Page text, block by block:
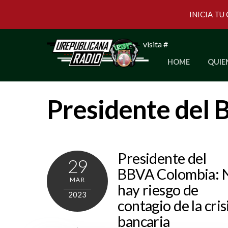
visita #
HOME
Presidente del
29
MAR
2023
Presidente del
BBVA Colombia:
hay riesgo de
contagio de la
bancaria
INICIA TU